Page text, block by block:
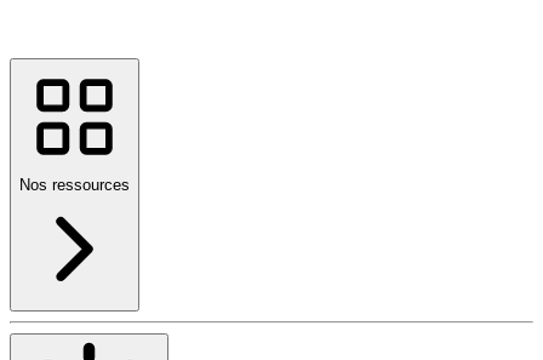
Nos ressources